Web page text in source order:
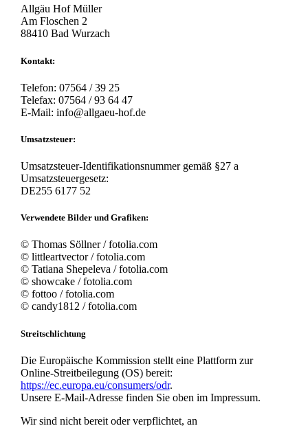
Allgäu Hof Müller
Am Floschen 2
88410 Bad Wurzach
Kontakt:
Telefon: 07564 / 39 25
Telefax: 07564 / 93 64 47
E-Mail: info@allgaeu-hof.de
Umsatzsteuer:
Umsatzsteuer-Identifikationsnummer gemäß §27 a
Umsatzsteuergesetz:
DE255 6177 52
Verwendete Bilder und Grafiken:
© Thomas Söllner / fotolia.com
© littleartvector / fotolia.com
© Tatiana Shepeleva / fotolia.com
© showcake / fotolia.com
© fottoo / fotolia.com
© candy1812 / fotolia.com
Streitschlichtung
Die Europäische Kommission stellt eine Plattform zur
Online-Streitbeilegung (OS) bereit:
https://ec.europa.eu/consumers/odr.
Unsere E-Mail-Adresse finden Sie oben im Impressum.
Wir sind nicht bereit oder verpflichtet, an